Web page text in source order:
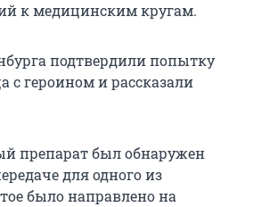
к медицинским кругам.
подтвердили попытку
с героином и рассказали
препарат был обнаружен
для одного из
было направлено на